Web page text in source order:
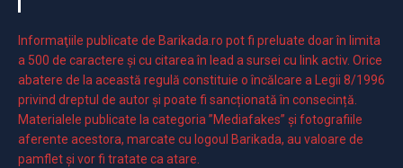
Informaţiile publicate de Barikada.ro pot fi preluate doar în limita
a 500 de caractere şi cu citarea în lead a sursei cu link activ. Orice
abatere de la această regulă constituie o încălcare a Legii 8/1996
privind dreptul de autor și poate fi sancționată în consecință.
Materialele publicate la categoria ”Mediafakes” și fotografiile
aferente acestora, marcate cu logoul Barikada, au valoare de
pamflet și vor fi tratate ca atare.